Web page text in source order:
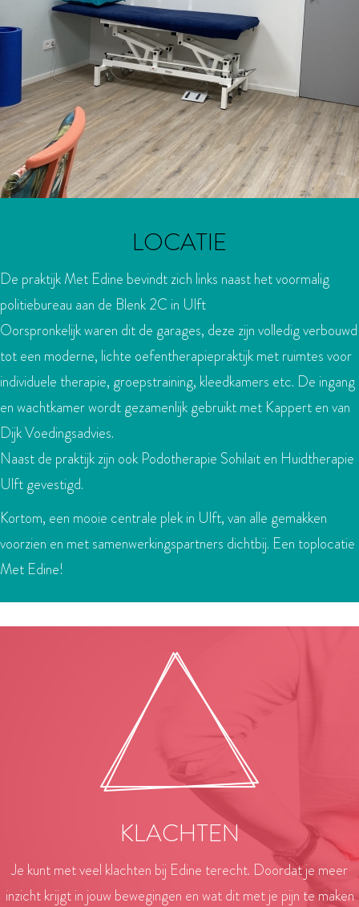
LOCATIE
De praktijk Met Edine bevindt zich links naast het voormalig
politiebureau aan de Blenk 2C in Ulft
Oorspronkelijk waren dit de garages, deze zijn volledig verbouwd
tot een moderne, lichte oefentherapiepraktijk met ruimtes voor
individuele therapie, groepstraining, kleedkamers etc. De ingang
en wachtkamer wordt gezamenlijk gebruikt met Kappert en van
Dijk Voedingsadvies.
Naast de praktijk zijn ook Podotherapie Sohilait en Huidtherapie
Ulft gevestigd.
Kortom, een mooie centrale plek in Ulft, van alle gemakken
voorzien en met samenwerkingspartners dichtbij. Een toplocatie
Met Edine!
KLACHTEN
Je kunt met veel klachten bij Edine terecht. Doordat je meer
inzicht krijgt in jouw bewegingen en wat dit met je pijn te maken